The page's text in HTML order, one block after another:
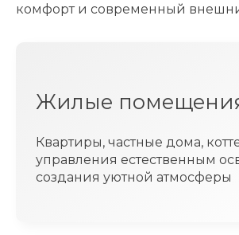
комфорт и современный
Жилые
Квартиры, частные дома,
управления естественным
создания уютной атмосферы